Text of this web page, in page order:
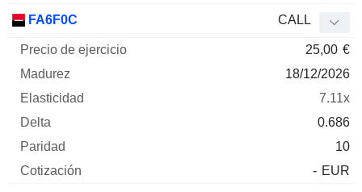
FA6F0C CALL
25,00 €
18/12/2026
7.11x
0.686
10
- EUR